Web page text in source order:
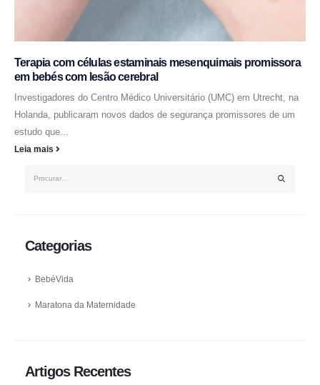
Terapia com células estaminais mesenquimais promissora
em bebés com lesão cerebral
Investigadores do Centro Médico Universitário (UMC) em Utrecht, na
Holanda, publicaram novos dados de segurança promissores de um
estudo que...
Leia mais
Categorias
BebéVida
Maratona da Maternidade
Artigos Recentes